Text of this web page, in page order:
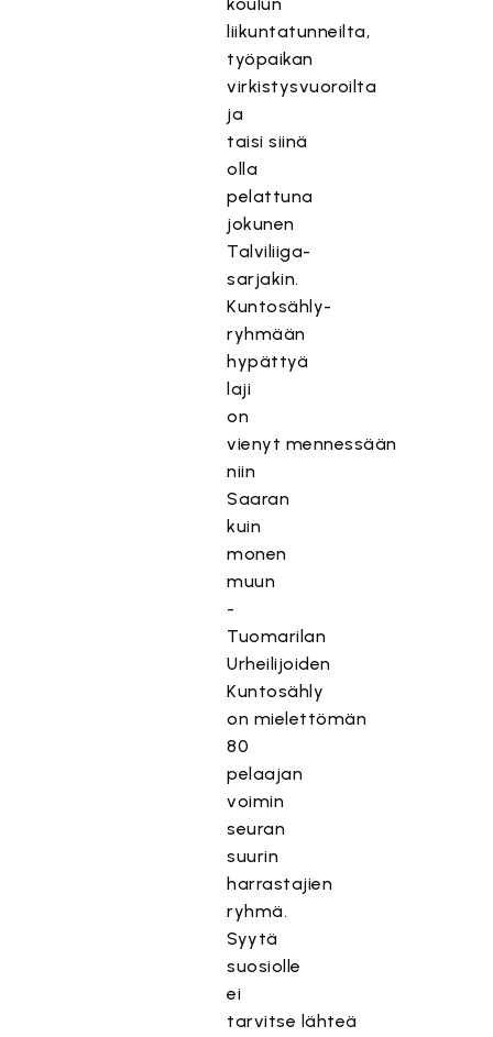
liikuntatunneilta,
työpaikan
virkistysvuoroilta
ja
taisi siinä
olla
pelattuna
jokunen
Talviliiga-
sarjakin.
Kuntosähly-
ryhmään
hypättyä
laji
on
vienyt mennessään
niin
Saaran
kuin
monen
muun
-
Tuomarilan
Urheilijoiden
Kuntosähly
on mielettömän
80
pelaajan
voimin
seuran
suurin
harrastajien
ryhmä.
Syytä
suosiolle
ei
tarvitse lähteä